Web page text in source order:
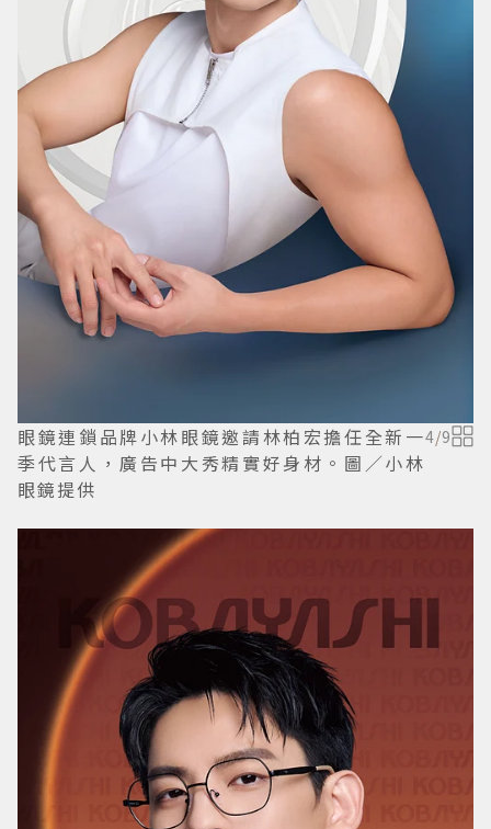
眼鏡連鎖品牌小林眼鏡邀請林柏宏擔任全新一
季代言人，廣告中大秀精實好身材。圖／小林
眼鏡提供
4/9